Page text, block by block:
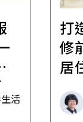
活
打
修
居